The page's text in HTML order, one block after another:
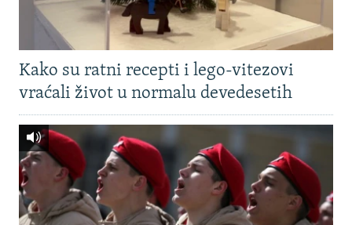
Kako su ratni recepti i lego-vitezovi
vraćali život u normalu devedesetih